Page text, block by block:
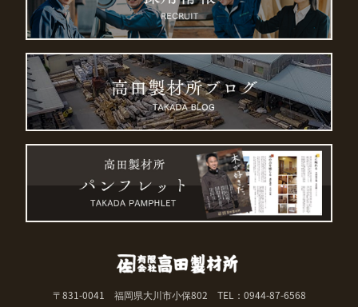
〒831-0041 福岡県大川市小保802 TEL：0944-87-6568